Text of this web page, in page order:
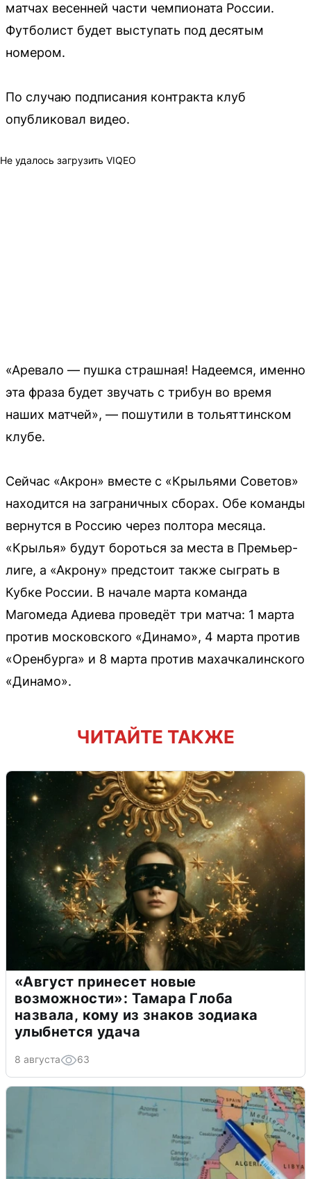
матчах весенней части чемпионата России.
Футболист будет выступать под десятым
номером.
По случаю подписания контракта клуб
опубликовал видео.
Не удалось загрузить VIQEO
«Аревало — пушка страшная! Надеемся, именно
эта фраза будет звучать с трибун во время
наших матчей», — пошутили в тольяттинском
клубе.
Сейчас «Акрон» вместе с «Крыльями Советов»
находится на заграничных сборах. Обе команды
вернутся в Россию через полтора месяца.
«Крылья» будут бороться за места в Премьер-
лиге, а «Акрону» предстоит также сыграть в
Кубке России. В начале марта команда
Магомеда Адиева проведёт три матча: 1 марта
против московского «Динамо», 4 марта против
«Оренбурга» и 8 марта против махачкалинского
«Динамо».
ЧИТАЙТЕ ТАКЖЕ
«Август принесет новые
возможности»: Тамара Глоба
назвала, кому из знаков зодиака
улыбнется удача
8 августа 63